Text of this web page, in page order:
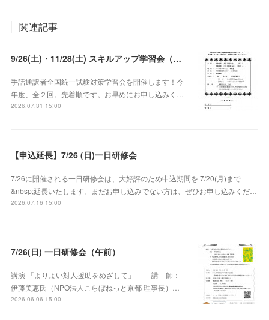
関連記事
9/26(土)・11/28(土) スキルアップ学習会（試験対策）
手話通訳者全国統一試験対策学習会を開催します！今
年度、全２回。先着順です。お早めにお申し込みく…
2026.07.31 15:00
【申込延長】7/26 (日)一日研修会
7/26に開催される一日研修会は、大好評のため申込期間を 7/20(月)まで
&nbsp;延長いたします。まだお申し込みでない方は、ぜひお申し込みくだ…
2026.07.16 15:00
7/26(日) 一日研修会（午前）
講演 「よりよい対人援助をめざして」 講 師：
伊藤美恵氏（NPO法人こらぼねっと京都 理事長）…
2026.06.06 15:00